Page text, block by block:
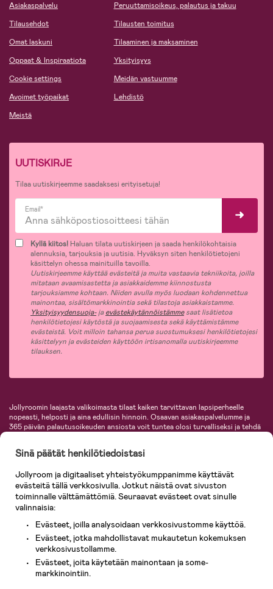
Asiakaspalvelu
Tilausehdot
Omat laskuni
Oppaat & Inspiraatiota
Cookie settings
Avoimet työpaikat
Meistä
Peruuttamisoikeus, palautus ja takuu
Tilausten toimitus
Tilaaminen ja maksaminen
Yksityisyys
Meidän vastuumme
Lehdistö
UUTISKIRJE
Tilaa uutiskirjeemme saadaksesi erityisetuja!
Email*
Kyllä kiitos! Haluan tilata uutiskirjeen ja saada henkilökohtaisia
alennuksia, tarjouksia ja uutisia. Hyväksyn siten henkilötietojeni
käsittelyn ohessa mainituilla tavoilla.
Uutiskirjeemme käyttää evästeitä ja muita vastaavia tekniikoita, joilla
mitataan avaamisastetta ja asiakkaidemme kiinnostusta
tarjouksiamme kohtaan. Niiden avulla myös luodaan kohdennettua
mainontaa, sisältömarkkinointia sekä tilastoja asiakkaistamme.
Yksityisyydensuoja-jaevästekäytännöistämmesaat lisätietoa
henkilötietojesi käytöstä ja suojaamisesta sekä käyttämistämme
evästeistä. Voit milloin tahansa perua suostumuksesi henkilötietojesi
käsittelyyn ja evästeiden käyttöön irtisanomalla uutiskirjeemme
tilauksen.
Jollyroomin laajasta valikoimasta tilaat kaiken tarvittavan lapsiperheelle
nopeasti, helposti ja aina edullisin hinnoin. Osaavan asiakaspalvelumme ja
365 päivän palautusoikeuden ansiosta voit tuntea olosi turvalliseksi ja tehdä
lastentarvikkeita sekä paljon muuta. Meiltä löydät lukuisia tunnettuja
KidKraft, Ergobaby, Philips Avent, Neonate, Cybex, LEGO ja monia muita!
Tervetuloa shoppailemaan Pohjoismaiden suurimpaan lastentarvikkeiden
verkkokauppaan!
Sinä päätät henkilötiedoistasi
Jollyroom ja digitaaliset yhteistyökumppanimme käyttävät
evästeitä tällä verkkosivulla. Jotkut näistä ovat sivuston
toiminnalle välttämättömiä. Seuraavat evästeet ovat sinulle
valinnaisia:
Evästeet, joilla analysoidaan verkkosivustomme käyttöä.
Evästeet, jotka mahdollistavat mukautetun kokemuksen
verkkosivustollamme.
Evästeet, joita käytetään mainontaan ja some-
markkinointiin.